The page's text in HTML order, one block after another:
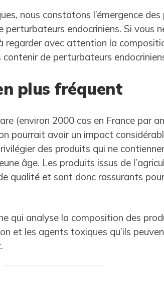
nous constatons l’émergence
perturbateurs endocriniens. Si vous
regarder avec attention la
de perturbateurs
plus fréquent
(environ 2000 cas en France par
pourrait avoir un impact
des produits qui ne
âge. Les produits issus de
qualité et sont donc rassurants
qui analyse la composition des
et les agents toxiques qu’ils